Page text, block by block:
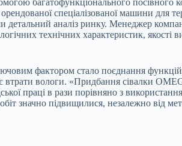
багатофункціонального
спеціалізованої машини для
детальний аналіз ринку. Менеджер
технічних характеристик, якості
фактором стало поєднання
вологи. «Придбання сівалки
праці в рази порівняно з
значно підвищилися, незалежно від